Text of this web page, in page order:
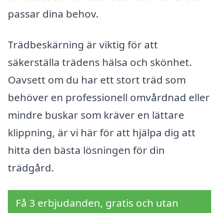
passar dina behov.
Trädbeskärning är viktig för att
säkerställa trädens hälsa och skönhet.
Oavsett om du har ett stort träd som
behöver en professionell omvårdnad eller
mindre buskar som kräver en lättare
klippning, är vi här för att hjälpa dig att
hitta den bästa lösningen för din
trädgård.
Få 3 erbjudanden, gratis och utan